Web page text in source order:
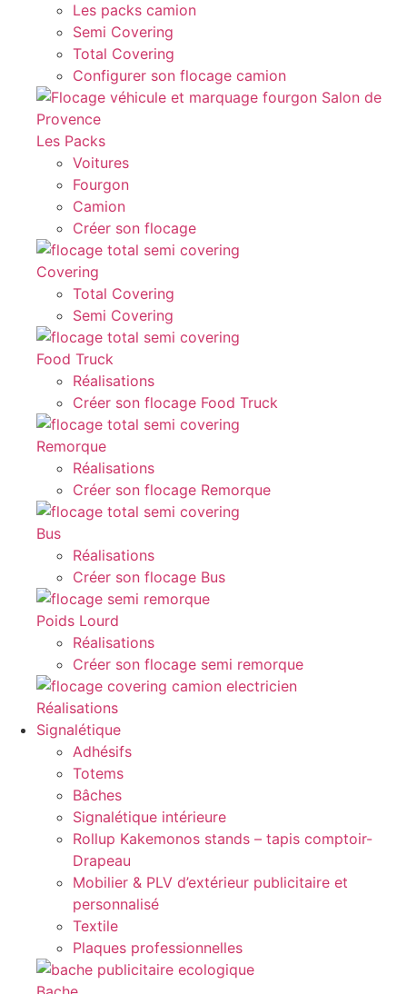
Les packs camion
Semi Covering
Total Covering
Configurer son flocage camion
Les Packs
Voitures
Fourgon
Camion
Créer son flocage
Covering
Total Covering
Semi Covering
Food Truck
Réalisations
Créer son flocage Food Truck
Remorque
Réalisations
Créer son flocage Remorque
Bus
Réalisations
Créer son flocage Bus
Poids Lourd
Réalisations
Créer son flocage semi remorque
Réalisations
Signalétique
Adhésifs
Totems
Bâches
Signalétique intérieure
Rollup Kakemonos stands – tapis comptoir-
Drapeau
Mobilier & PLV d’extérieur publicitaire et
personnalisé
Textile
Plaques professionnelles